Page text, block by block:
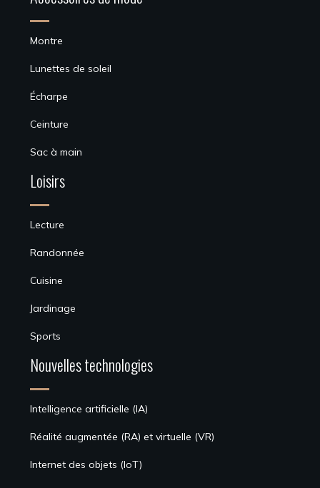
Montre
Lunettes de soleil
Écharpe
Ceinture
Sac à main
Loisirs
Lecture
Randonnée
Cuisine
Jardinage
Sports
Nouvelles technologies
Intelligence artificielle (IA)
Réalité augmentée (RA) et virtuelle (VR)
Internet des objets (IoT)